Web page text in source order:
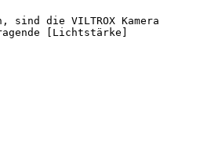
die VILTROX Kamera
[Lichtstärke]